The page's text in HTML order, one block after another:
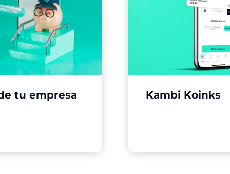
tu empresa
Kambi Koinks